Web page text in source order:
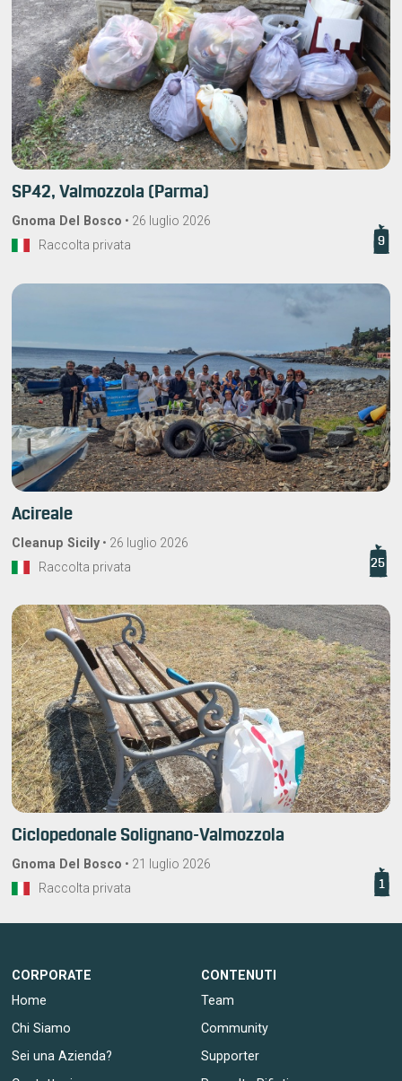
SP42, Valmozzola (Parma)
Gnoma Del Bosco • 26 luglio 2026
Raccolta privata
9
Acireale
Cleanup Sicily• 26 luglio 2026
Raccolta privata
25
Ciclopedonale Solignano-Valmozzola
Gnoma Del Bosco • 21 luglio 2026
Raccolta privata
1
CORPORATE
Home
Chi Siamo
Sei una Azienda?
CONTENUTI
Team
Community
Supporter